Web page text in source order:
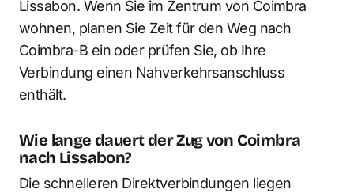
Lissabon. Wenn Sie im Zentrum von Coimbra
wohnen, planen Sie Zeit für den Weg nach
Coimbra-B ein oder prüfen Sie, ob Ihre
Verbindung einen Nahverkehrsanschluss
enthält.
Wie lange dauert der Zug von Coimbra
nach Lissabon?
Die schnelleren Direktverbindungen liegen